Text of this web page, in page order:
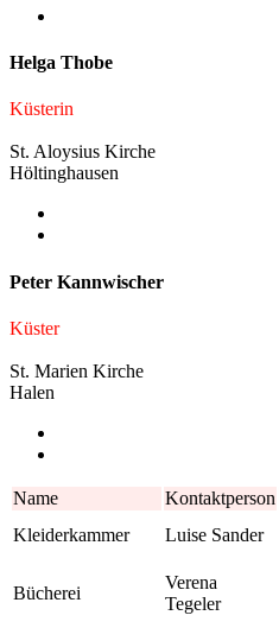
Helga Thobe
Küsterin
St. Aloysius Kirche
Höltinghausen
Peter Kannwischer
Küster
St. Marien Kirche
Halen
Name Kontaktperson
Kleiderkammer
Luise Sander
Bücherei
Verena
Tegeler